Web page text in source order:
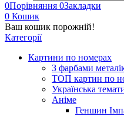
0Порівняння 0Закладки
0 Кошик
Ваш кошик порожній!
Категорії
Картини по номерах
З фарбами
ТОП картин по
Українська
Аніме
Геншин